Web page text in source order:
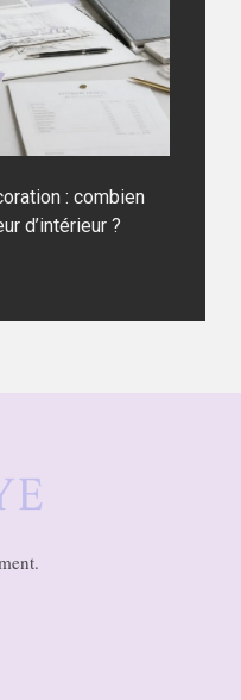
: combien
d’intérieur ?